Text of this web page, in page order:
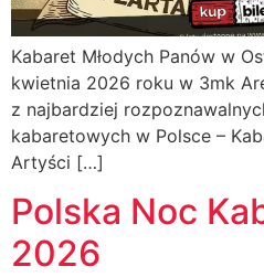
Kabaret Młodych Panów w
kwietnia 2026 roku w 3mk
z najbardziej
kabaretowych w Polsce –
Artyści […]
Polska Noc
2026